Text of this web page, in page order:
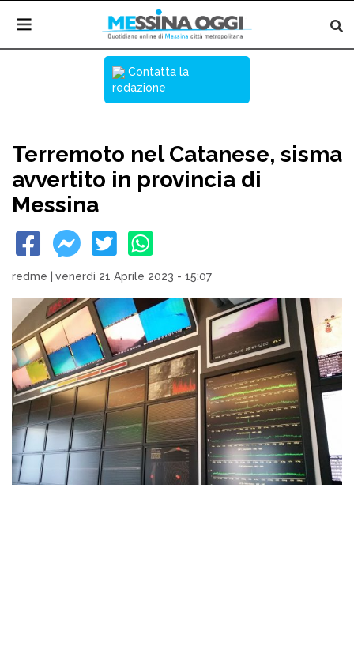
Contatta la
redazione
Terremoto nel Catanese, sisma
avvertito in provincia di
Messina
redme venerdì 21 Aprile 2023 - 15:07